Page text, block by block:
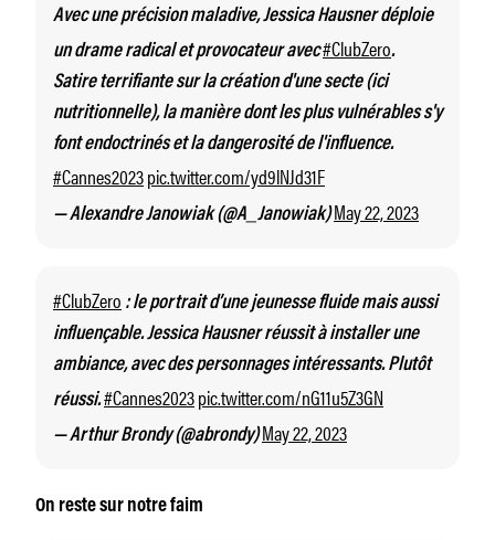
Avec une précision maladive, Jessica Hausner déploie
un drame radical et provocateur avec#ClubZero.
Satire terrifiante sur la création d'une secte (ici
nutritionnelle), la manière dont les plus vulnérables s'y
font endoctrinés et la dangerosité de l'influence.
#Cannes2023pic.twitter.com/yd9lNJd31F
— Alexandre Janowiak (@A_Janowiak)May 22, 2023
#ClubZero : le portrait d’une jeunesse fluide mais aussi
influençable. Jessica Hausner réussit à installer une
ambiance, avec des personnages intéressants. Plutôt
réussi.#Cannes2023pic.twitter.com/nG11u5Z3GN
— Arthur Brondy (@abrondy)May 22, 2023
On reste sur notre faim